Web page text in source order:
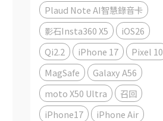
Plaud Note AI智慧錄音卡
影石Insta360 X5
iOS26
Qi2.2
iPhone 17
Pixel 10
MagSafe
Galaxy A56
moto X50 Ultra
召回
iPhone17
iPhone Air